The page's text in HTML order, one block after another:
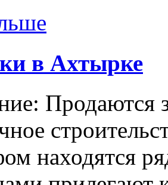
в Ахтырке
Продаются
находятся